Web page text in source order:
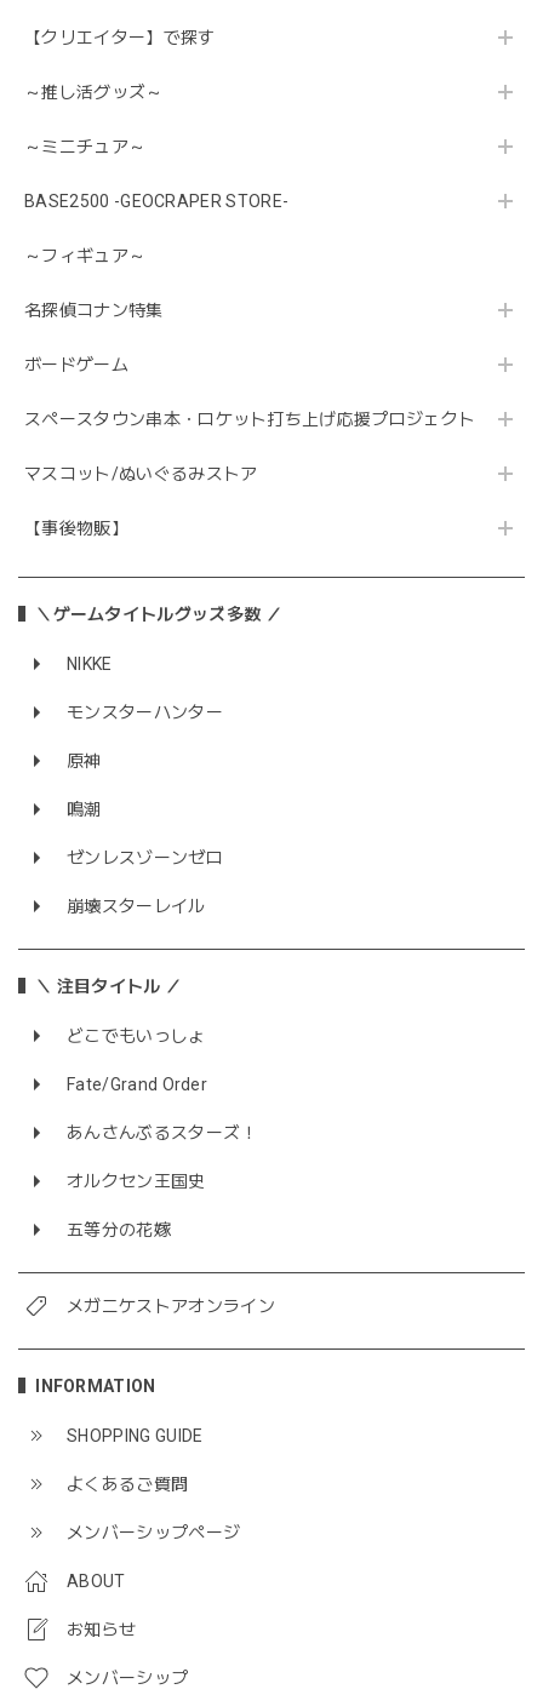
【クリエイター】で探す
～推し活グッズ～
～ミニチュア～
BASE2500 -GEOCRAPER STORE-
～フィギュア～
名探偵コナン特集
ボードゲーム
スペースタウン串本・ロケット打ち上げ応援プロジェクト
マスコット/ぬいぐるみストア
【事後物販】
＼ゲームタイトルグッズ多数 ／
NIKKE
モンスターハンター
原神
鳴潮
ゼンレスゾーンゼロ
崩壊スターレイル
＼ 注目タイトル ／
どこでもいっしょ
Fate/Grand Order
あんさんぶるスターズ！
オルクセン王国史
五等分の花嫁
メガニケストアオンライン
INFORMATION
SHOPPING GUIDE
よくあるご質問
メンバーシップページ
ABOUT
お知らせ
メンバーシップ